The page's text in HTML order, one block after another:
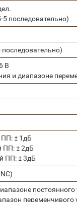
последовательно)
В
и диапазоне
ПП: ± 1дБ
ПП: ± 2дБ
ПП: ± 3дБ
постоянного
переменчивого